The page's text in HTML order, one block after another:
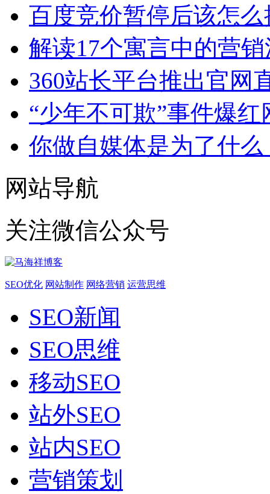
百度竞价暂停后该怎么
解读17个寓言中的营
360站长平台推出官网
“少年不可欺”事件爆红
你做自媒体是为了什么
网站导航
关注微信公众号
SEO优化 网站制作 网络营销 运营思维
SEO新闻
SEO思维
移动SEO
站外SEO
站内SEO
营销策划